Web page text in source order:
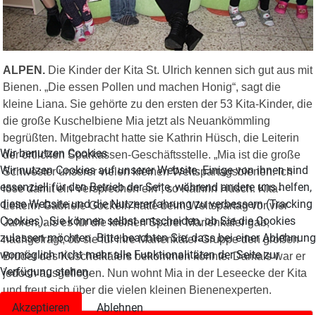
ALPEN. Die Kinder der Kita St. Ulrich kennen sich gut aus mit
Bienen. „Die essen Pollen und machen Honig“, sagt die
kleine Liana. Sie gehörte zu den ersten der 53 Kita-Kinder, die
die große Kuschelbiene Mia jetzt als Neuankömmling
begrüßten. Mitgebracht hatte sie Kathrin Hüsch, die Leiterin
der örtlichen Sparkassen-Geschäftsstelle. „Mia ist die große
Schwester unserer vielen kleinen Weltspartagsbienen. Ich
löse damit ein Versprechen ein“, so Kathrin Hüsch. Kita-
Leiterin Gabriele Gockeln hatte beim Weltspartag vor vier
Jahren, als es für die kleinen Sparer Marienkäfer gab,
nachgefragt, ob sie für ihre Marienkäfer-Gruppe den großen
Bruder des Kuschelkäfers bekommen könnte. Damals war er
jedoch ausgeflogen. Nun wohnt Mia in der Leseecke der Kita
und freut sich über die vielen kleinen Bienenexperten.
Wir benutzen Cookies
Wir nutzen Cookies auf unserer Website. Einige von ihnen sind
essenziell für den Betrieb der Seite, während andere uns helfen,
diese Website und die Nutzererfahrung zu verbessern (Tracking
Cookies). Sie können selbst entscheiden, ob Sie die Cookies
zulassen möchten. Bitte beachten Sie, dass bei einer Ablehnung
womöglich nicht mehr alle Funktionalitäten der Seite zur
Verfügung stehen.
Akzeptieren
Ablehnen